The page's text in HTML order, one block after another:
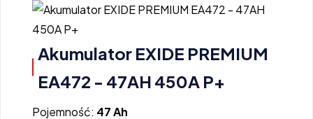
Akumulator EXIDE PREMIUM
EA472 - 47AH 450A P+
Pojemność: 47 Ah